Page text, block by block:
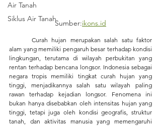
Air Tanah
Siklus Air Tanah
Sumber:ikons.id
alam yang memiliki pengaruh besar terhadap kondisi
lingkungan, terutama di wilayah perbukitan yang
rentan terhadap bencana longsor. Indonesia sebagai
negara tropis memiliki tingkat curah hujan yang
tinggi, menjadikannya salah satu wilayah paling
rawan terhadap kejadian longsor. Fenomena ini
bukan hanya disebabkan oleh intensitas hujan yang
tinggi, tetapi juga oleh kondisi geografis, struktur
tanah, dan aktivitas manusia yang memengaruhi